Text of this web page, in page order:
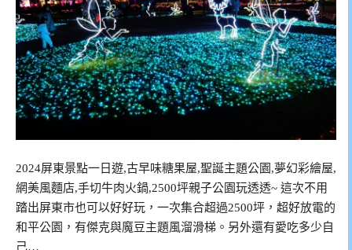
2024屏東景點一日遊,古早味糖果屋,聖誕主題公園,夢幻彩繪屋,
網美風麵店,手切牛肉火鍋,2500坪親子公園玩透透~ 這次不用
踏出屏東市也可以好好玩，一次集合超過2500坪，超好放電的
和平公園，有傑克與魔豆主題風溜滑梯。另外還有愛吃多少自
己…